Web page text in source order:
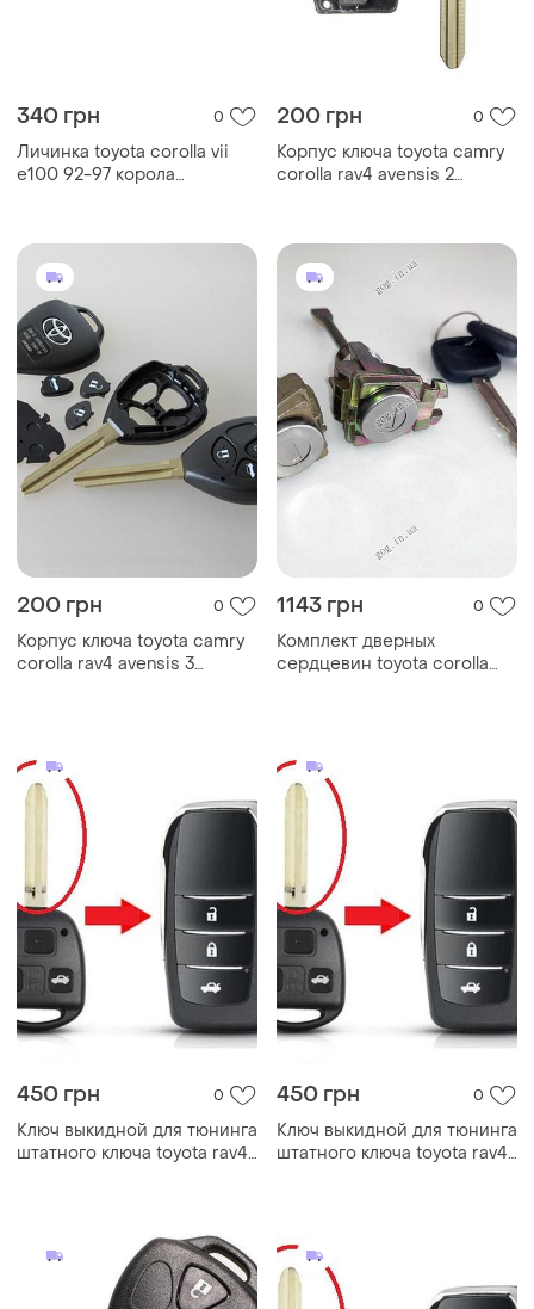
340 грн 0
Личинка toyota corolla vii
e100 92-97 корола
200 грн 0
Корпус ключа toyota camry
corolla rav4 avensis 2
200 грн 0
Корпус ключа toyota camry
corolla rav4 avensis 3
1143 грн 0
Комплект дверных
сердцевин toyota corolla
450 грн 0
Ключ выкидной для тюнинга
штатного ключа toyota rav4
450 грн 0
Ключ выкидной для тюнинга
штатного ключа toyota rav4